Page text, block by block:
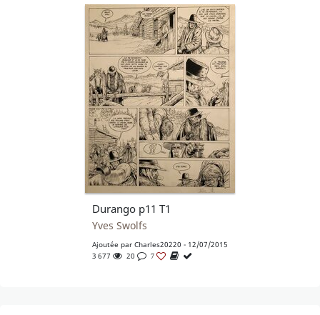
Durango p11 T1
Yves Swolfs
Ajoutée par Charles20220 - 12/07/2015
3 677
20 7